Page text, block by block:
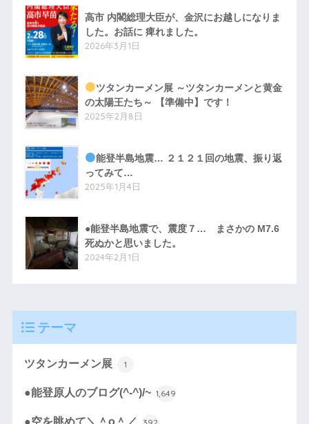
高市 内閣総理大臣が、金沢にお越しになりま
した。お話に 痺れました。
2026年3月1日
ツタンカーメン展 ～ツタンカーメンと黄金
の太陽王たち～ 【準備中】です！
2025年2月8日
能登半島地震… ２１２１回の地震、振り返
ってみて…
2025年1月4日
●能登半島地震で、震度７… まさかの M7.6
死ぬかと思いました。
2024年2月1日
テーマ
ツタンカーメン展 1
●能登原人のブログ(^-^)/~ 1,649
●空を眺めて＼＾o＾／